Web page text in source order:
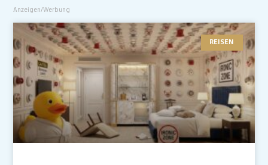
Anzeigen/Werbung
REISEN